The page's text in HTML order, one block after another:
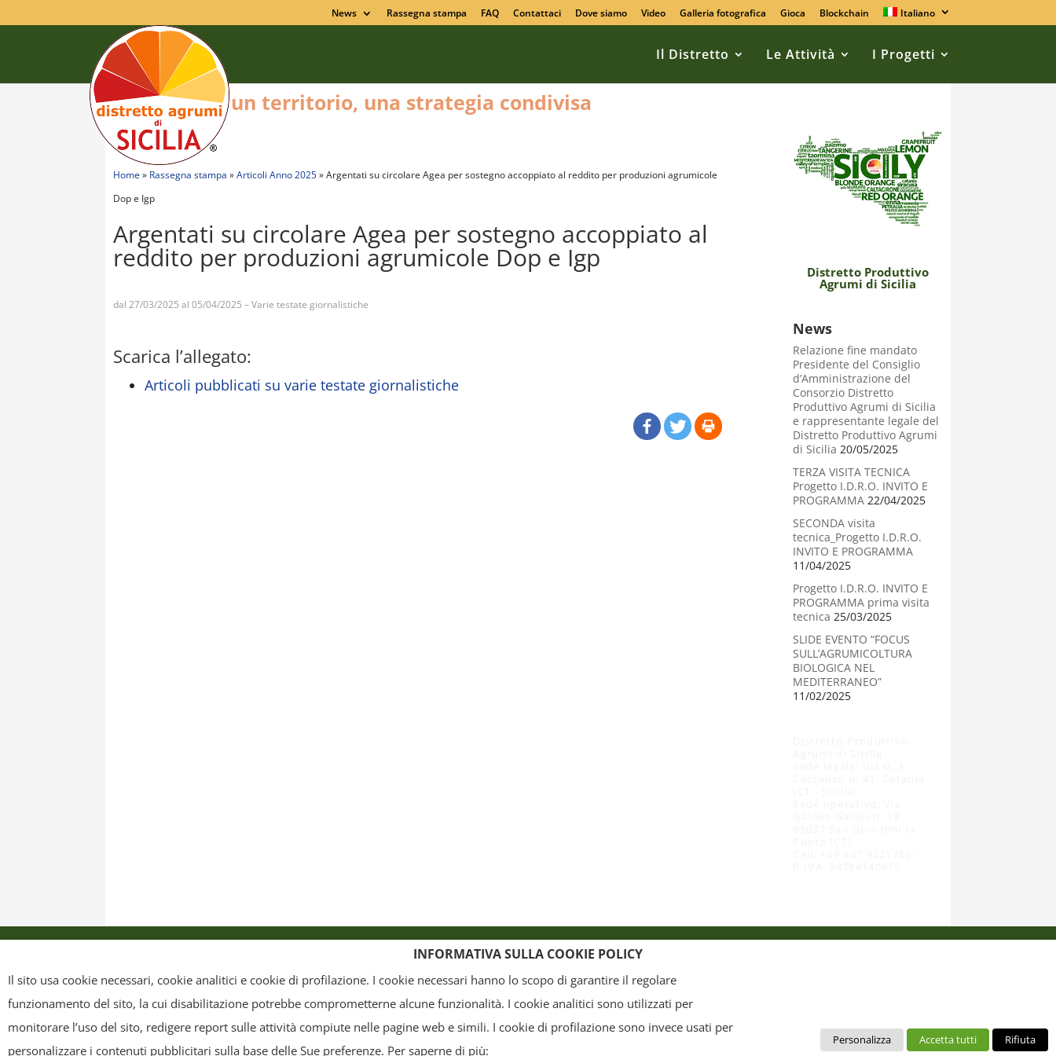
News Rassegna stampa FAQ Contattaci Dove siamo Video Galleria fotografica Gioca Blockchain Italiano
Il Distretto Le Attività I Progetti
Home » Rassegna stampa »Articoli Anno 2025»Argentati su circolare Agea per sostegno accoppiato al reddito per produzioni agrumicole
Dop e Igp
Argentati su circolare Agea per sostegno accoppiato al
reddito per produzioni agrumicole Dop e Igp
dal 27/03/2025 al 05/04/2025 – Varie testate giornalistiche
Scarica l’allegato:
Articoli pubblicati su varie testate giornalistiche
Distretto Produttivo
Agrumi di Sicilia
un territorio, una strategia condivisa
News
Relazione fine mandato
Presidente del Consiglio
d’Amministrazione del
Consorzio Distretto
Produttivo Agrumi di Sicilia
e rappresentante legale del
Distretto Produttivo Agrumi
di Sicilia 20/05/2025
TERZA VISITA TECNICA
Progetto I.D.R.O. INVITO E
PROGRAMMA 22/04/2025
SECONDA visita
tecnica_Progetto I.D.R.O.
INVITO E PROGRAMMA
11/04/2025
Progetto I.D.R.O. INVITO E
PROGRAMMA prima visita
tecnica 25/03/2025
SLIDE EVENTO “FOCUS
SULL’AGRUMICOLTURA
BIOLOGICA NEL
MEDITERRANEO”
11/02/2025
Copyright - Tutti i contenuti di questa pagina (i testi, le immagini, la grafica ed il layout) sono di proprietà del "Distretto Produttivo Agrumi di Sicilia" e tutelati dal diritto d’autore. È pertanto vietato copiarli, pubblicarli,
riscriverli, commercializzarli, distribuirli, anche soltanto in parte. Tutti i documenti presenti su questo sito, disponibili gratuitamente per il download, sono da intendere esclusivamente per uso personale. Possono essere
INFORMATIVA SULLA COOKIE POLICY
Il sito usa cookie necessari, cookie analitici e cookie di profilazione. I cookie necessari hanno lo scopo di garantire il regolare
funzionamento del sito, la cui disabilitazione potrebbe comprometterne alcune funzionalità. I cookie analitici sono utilizzati per
monitorare l’uso del sito, redigere report sulle attività compiute nelle pagine web e simili. I cookie di profilazione sono invece usati per
personalizzare i contenuti pubblicitari sulla base delle Sue preferenze. Per saperne di più:
Personalizza Accetta tutti Rifiuta